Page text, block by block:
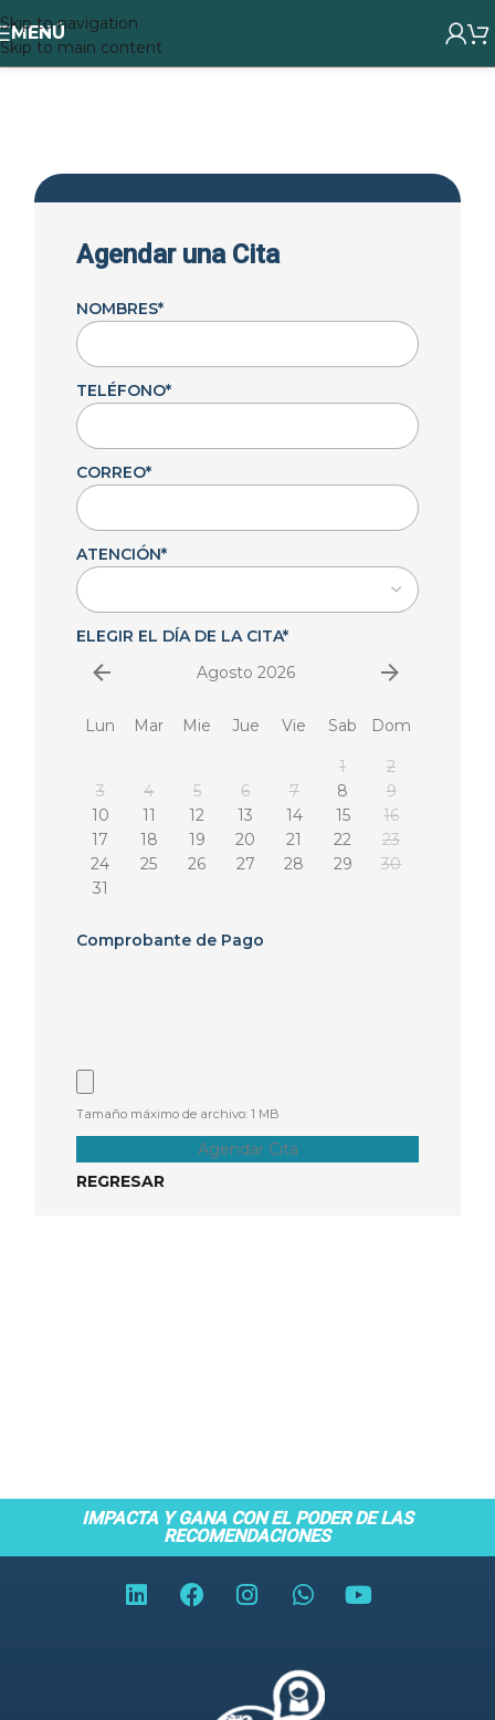
Skip to navigation
Skip to main content
MENÚ
Agendar una Cita​
NOMBRES*
TELÉFONO*
CORREO*
ATENCIÓN*
ELEGIR EL DÍA DE LA CITA*
Agosto 2026
Lun Mar Mie Jue Vie Sab Dom
1
2
3
4 5 6 7 8
9
10
11 12 13 14 15
16
17
18 19 20 21 22
23
24
25 26 27 28 29
30
31
Comprobante de Pago
Tamaño máximo de archivo: 1 MB
Agendar Cita
REGRESAR
IMPACTA Y GANA CON EL PODER DE LAS
RECOMENDACIONES